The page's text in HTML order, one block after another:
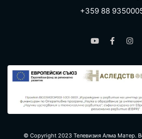
+359 88
© Copyright 2023 Телевизия Алма Матер.